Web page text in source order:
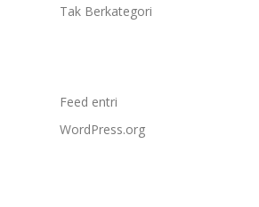
Tak Berkategori
Feed entri
WordPress.org